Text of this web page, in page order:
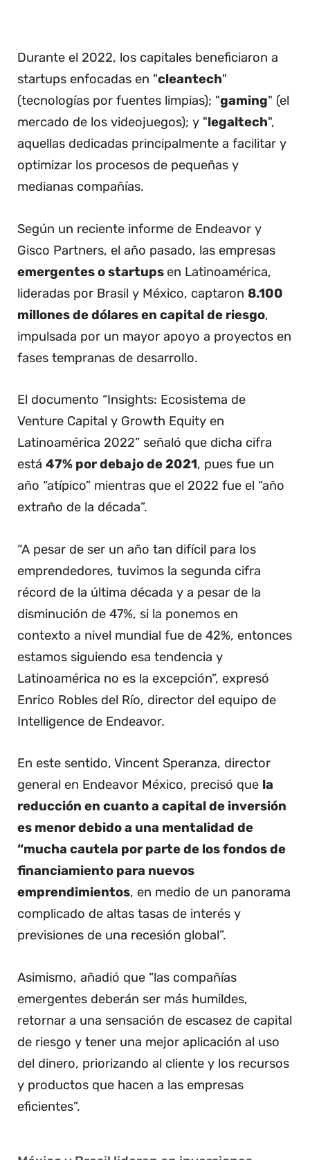
Durante el 2022, los capitales beneficiaron a
startups enfocadas en "cleantech"
(tecnologías por fuentes limpias); "gaming" (el
mercado de los videojuegos); y "legaltech",
aquellas dedicadas principalmente a facilitar y
optimizar los procesos de pequeñas y
medianas compañías.
Según un reciente informe de Endeavor y
Gisco Partners, el año pasado, las empresas
emergentes o startups en Latinoamérica,
lideradas por Brasil y México, captaron 8.100
millones de dólares en capital de riesgo,
impulsada por un mayor apoyo a proyectos en
fases tempranas de desarrollo.
El documento “Insights: Ecosistema de
Venture Capital y Growth Equity en
Latinoamérica 2022” señaló que dicha cifra
está 47% por debajo de 2021, pues fue un
año “atípico” mientras que el 2022 fue el “año
extraño de la década”.
“A pesar de ser un año tan difícil para los
emprendedores, tuvimos la segunda cifra
récord de la última década y a pesar de la
disminución de 47%, si la ponemos en
contexto a nivel mundial fue de 42%, entonces
estamos siguiendo esa tendencia y
Latinoamérica no es la excepción”, expresó
Enrico Robles del Río, director del equipo de
Intelligence de Endeavor.
En este sentido, Vincent Speranza, director
general en Endeavor México, precisó que la
reducción en cuanto a capital de inversión
es menor debido a una mentalidad de
“mucha cautela por parte de los fondos de
financiamiento para nuevos
emprendimientos, en medio de un panorama
complicado de altas tasas de interés y
previsiones de una recesión global”.
Asimismo, añadió que “las compañías
emergentes deberán ser más humildes,
retornar a una sensación de escasez de capital
de riesgo y tener una mejor aplicación al uso
del dinero, priorizando al cliente y los recursos
y productos que hacen a las empresas
eficientes”.